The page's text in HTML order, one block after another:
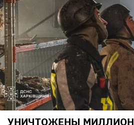
УНИЧТОЖЕНЫ